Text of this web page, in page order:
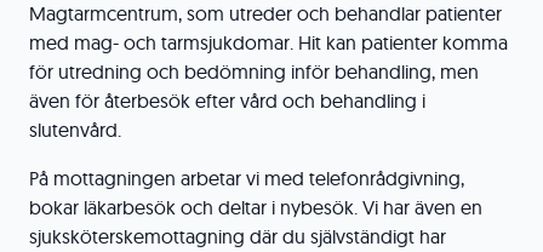
Magtarmcentrum, som utreder och behandlar patienter
med mag- och tarmsjukdomar. Hit kan patienter komma
för utredning och bedömning inför behandling, men
även för återbesök efter vård och behandling i
slutenvård.
På mottagningen arbetar vi med telefonrådgivning,
bokar läkarbesök och deltar i nybesök. Vi har även en
sjuksköterskemottagning där du självständigt har